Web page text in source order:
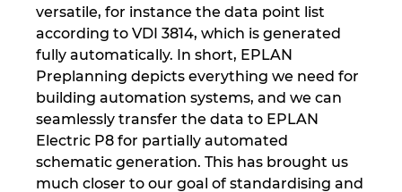
versatile, for instance the data point list
according to VDI 3814, which is generated
fully automatically. In short, EPLAN
Preplanning depicts everything we need for
building automation systems, and we can
seamlessly transfer the data to EPLAN
Electric P8 for partially automated
schematic generation. This has brought us
much closer to our goal of standardising and